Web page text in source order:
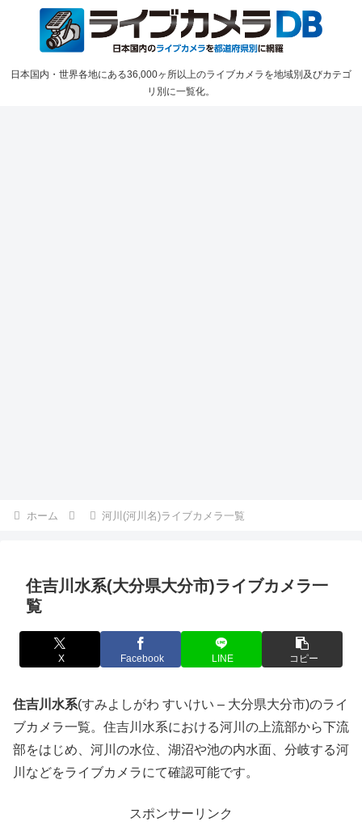
日本国内・世界各地にある36,000ヶ所以上のライブカメラを地域別及びカテゴ
リ別に一覧化。
ホーム 河川(河川名)ライブカメラ一覧
住吉川水系(大分県大分市)ライブカメラ一
覧
X Facebook LINE コピー
住吉川水系(すみよしがわ すいけい – 大分県大分市)のライ
ブカメラ一覧。住吉川水系における河川の上流部から下流
部をはじめ、河川の水位、湖沼や池の内水面、分岐する河
川などをライブカメラにて確認可能です。
スポンサーリンク